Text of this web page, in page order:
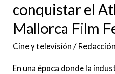
conquistar el
Mallorca Film
Cine y televisión/Redacción
En una época donde la